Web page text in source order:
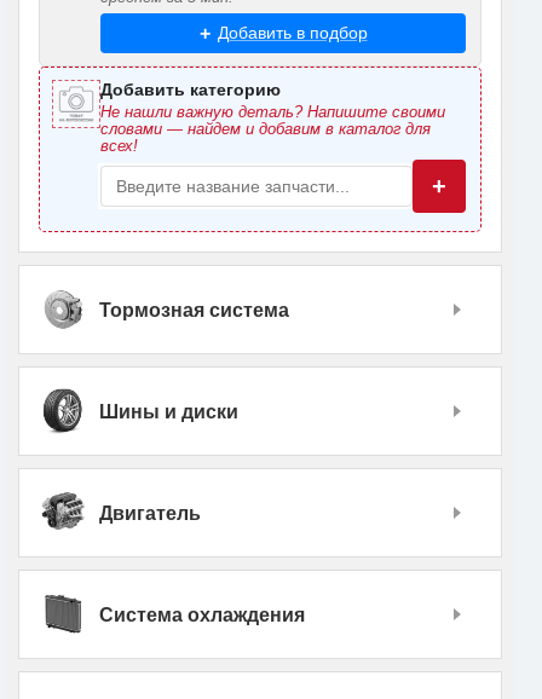
Добавить в подбор
Добавить категорию
Не нашли важную деталь? Напишите своими
словами — найдем и добавим в каталог для
всех!
+
Тормозная система
Шины и диски
Двигатель
Система охлаждения